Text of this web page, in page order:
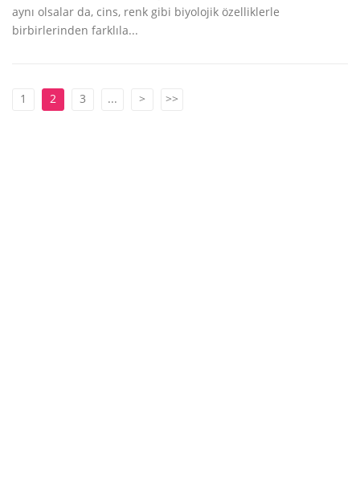
aynı olsalar da, cins, renk gibi biyolojik özelliklerle
birbirlerinden farklıla...
1 2 3 ... > >>